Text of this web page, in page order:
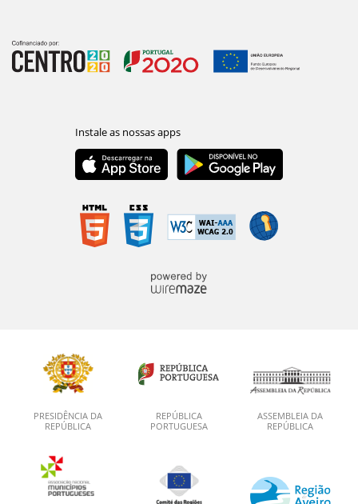
PRESIDÊNCIA DA
REPÚBLICA
REPÚBLICA
PORTUGUESA
ASSEMBLEIA DA
REPÚBLICA